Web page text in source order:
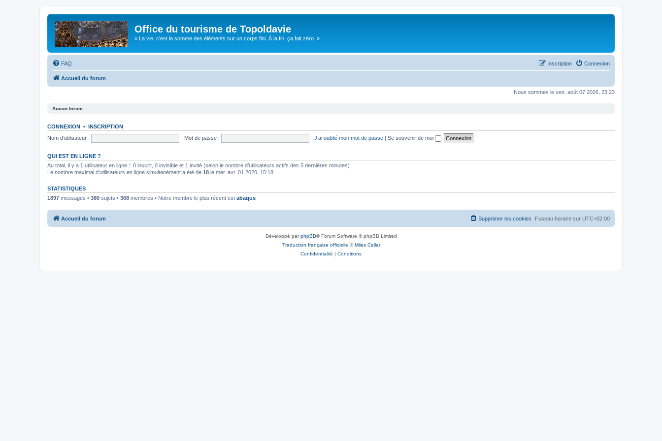
Office du tourisme de Topoldavie
« La vie, c'est la somme des éléments sur un corps fini. À la fin, ça fait zéro. »
FAQ Connexion
Inscription
Accueil du forum
Nous sommes le ven. août 07 2026, 23:23
Aucun forum.
CONNEXION • INSCRIPTION
Nom d’utilisateur :
Mot de passe : J’ai oublié mon mot de passe | Se souvenir de moi
QUI EST EN LIGNE ?
Au total, il y a 1 utilisateur en ligne :: 0 inscrit, 0 invisible et 1 invité (selon le nombre d’utilisateurs actifs des 5 dernières minutes)
Le nombre maximal d’utilisateurs en ligne simultanément a été de 18 le mer. avr. 01 2020, 15:18
STATISTIQUES
1897 messages • 380 sujets • 368 membres • Notre membre le plus récent est abaqus
Accueil du forum Fuseau horaire sur UTC+02:00
Supprimer les cookies
Développé parphpBB® Forum Software © phpBB Limited
Traduction française officielle ©Miles Cellar
Confidentialité | Conditions